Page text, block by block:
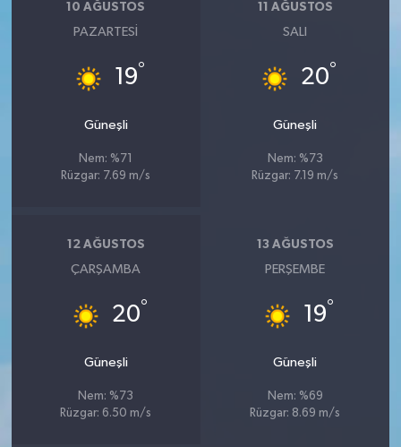
10 AĞUSTOS
PAZARTESI
19°
Güneşli
Nem: %71
Rüzgar: 7.69 m/s
11 AĞUSTOS
SALI
20°
Güneşli
Nem: %73
Rüzgar: 7.19 m/s
12 AĞUSTOS
ÇARŞAMBA
20°
Güneşli
Nem: %73
Rüzgar: 6.50 m/s
13 AĞUSTOS
PERŞEMBE
19°
Güneşli
Nem: %69
Rüzgar: 8.69 m/s